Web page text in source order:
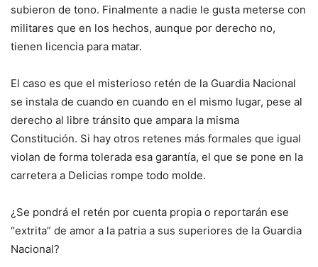
subieron de tono. Finalmente a nadie le gusta meterse con
militares que en los hechos, aunque por derecho no,
tienen licencia para matar.
El caso es que el misterioso retén de la Guardia Nacional
se instala de cuando en cuando en el mismo lugar, pese al
derecho al libre tránsito que ampara la misma
Constitución. Si hay otros retenes más formales que igual
violan de forma tolerada esa garantía, el que se pone en la
carretera a Delicias rompe todo molde.
¿Se pondrá el retén por cuenta propia o reportarán ese
“extrita” de amor a la patria a sus superiores de la Guardia
Nacional?